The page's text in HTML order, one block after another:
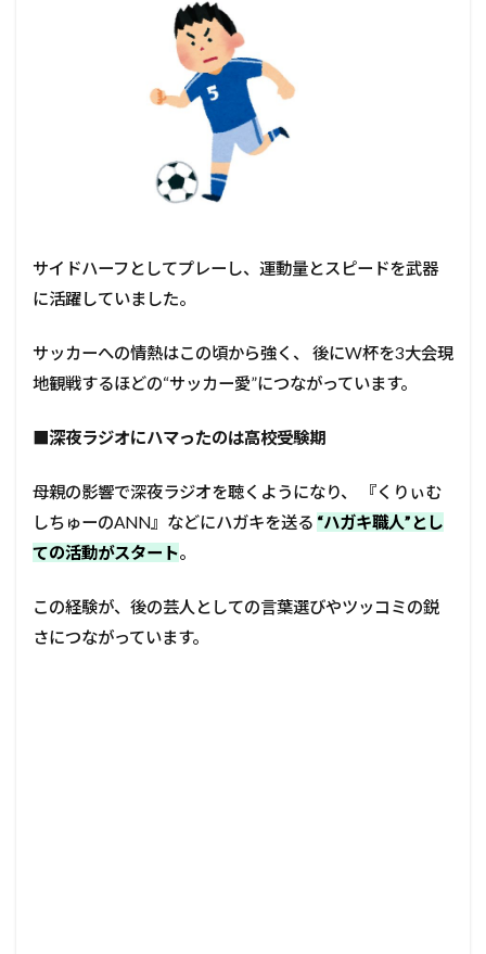
サイドハーフとしてプレーし、運動量とスピードを武器
に活躍していました。
サッカーへの情熱はこの頃から強く、 後にW杯を3大会現
地観戦するほどの“サッカー愛”につながっています。
■深夜ラジオにハマったのは高校受験期
母親の影響で深夜ラジオを聴くようになり、 『くりぃむ
しちゅーのANN』などにハガキを送る “ハガキ職人”とし
ての活動がスタート。
この経験が、後の芸人としての言葉選びやツッコミの鋭
さにつながっています。